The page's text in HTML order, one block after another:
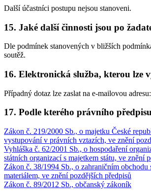
Další účastníci postupu nejsou stanoveni.
15. Jaké další činnosti jsou po
Dle podmínek stanovených v bližších
soutěž.
16. Elektronická služba, kterou lze
Případný dotaz lze zaslat na e-mailovou adresu:
17. Podle kterého právního
Zákon č. 219/2000 Sb., o majetku České
vystupování v právních vztazích, ve znění
Vyhláška č. 62/2001 Sb., o hospodaření
státních organizací s majetkem státu, ve znění
Zákon č. 38/1994 Sb., o zahraničním obchodu
materiálem, ve znění pozdějších předpisů
Zákon č. 89/2012 Sb., občanský zákoník